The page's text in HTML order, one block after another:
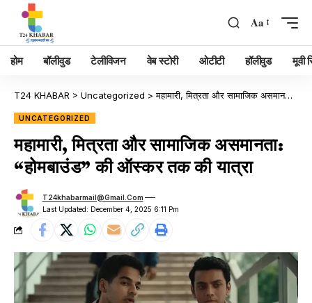
Aa
होम बॉलीवुड टेलीविजन वेब स्टोरी ओटीटी हॉलीवुड मूवी
T24 KHABAR > Uncategorized >महामारी, मित्रता और सामाजिक असमानता: “होमबाउंड” की ऑस्कर तक की यात्रा
UNCATEGORIZED
महामारी, मित्रता और सामाजिक असमानता:
“होमबाउंड” की ऑस्कर तक की यात्रा
Last Updated: December 4, 2025 6:11 Pm
T24khabarmail@gmail.com